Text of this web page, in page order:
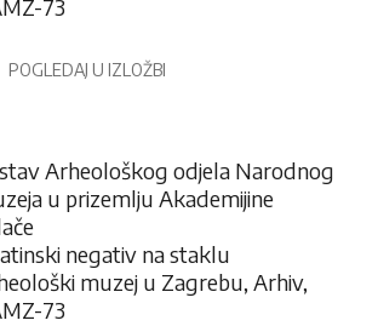
73
POGLEDAJ U IZLOŽBI
Arheološkog odjela Narodnog
u prizemlju Akademijine
negativ na staklu
muzej u Zagrebu, Arhiv,
73